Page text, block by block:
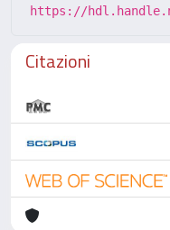
https://
Citazioni